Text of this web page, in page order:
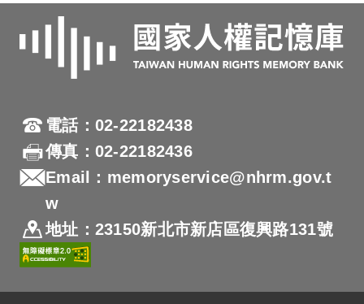
電話：02-22182438
傳真：02-22182436
Email：memoryservice@nhrm.gov.t
w
地址：23150新北市新店區復興路131號